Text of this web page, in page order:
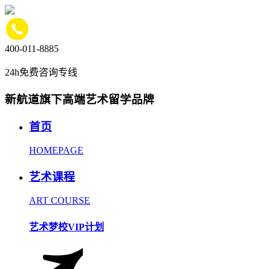
400-011-8885
24h免费咨询专线
新航道旗下高端艺术留学品牌
首页
HOMEPAGE
艺术课程
ART COURSE
艺术梦校VIP计划